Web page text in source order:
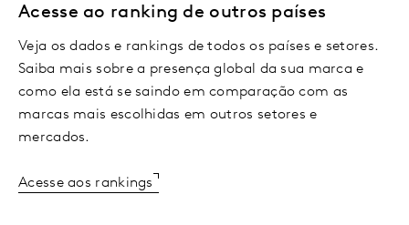
Acesse ao ranking de outros países
Veja os dados e rankings de todos os países e setores.
Saiba mais sobre a presença global da sua marca e
como ela está se saindo em comparação com as
marcas mais escolhidas em outros setores e
mercados.
Acesse aos rankings